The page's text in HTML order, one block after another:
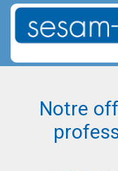
Saut au contenu
Services
Notre
Panneau de gestion